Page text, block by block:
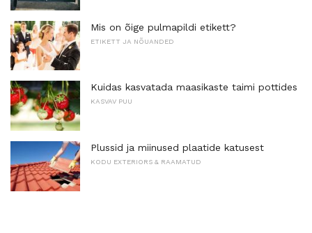
Mis on õige pulmapildi etikett?
ETIKETT JA NÕUANDED
Kuidas kasvatada maasikaste taimi pottides
KASVAV PUU
Plussid ja miinused plaatide katusest
KODU EXTERIORS & RAAMATUD